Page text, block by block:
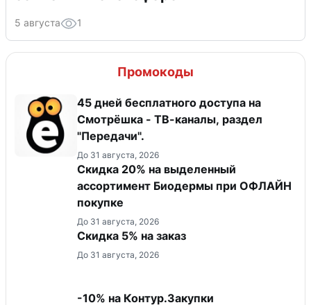
5 августа 1
Промокоды
45 дней бесплатного доступа на
Смотрёшка - ТВ-каналы, раздел
"Передачи".
До 31 августа, 2026
Скидка 20% на выделенный
ассортимент Биодермы при ОФЛАЙН
покупке
До 31 августа, 2026
Скидка 5% на заказ
До 31 августа, 2026
-10% на Контур.Закупки